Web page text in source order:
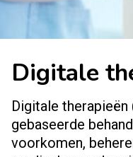
Digitale
Digitale
gebaseerde
voorkomen,